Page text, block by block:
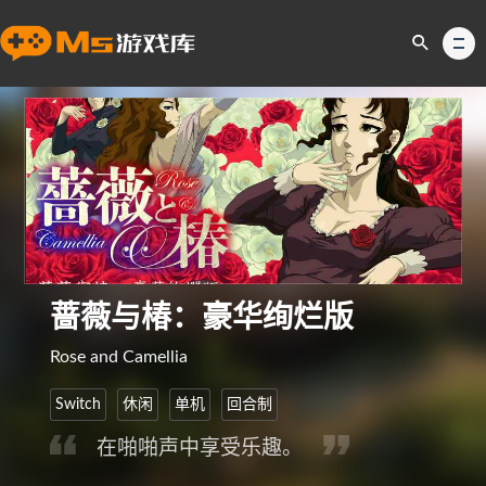
蔷薇与椿：豪华绚烂版
Rose and Camellia
Switch 休闲 单机 回合制
在啪啪声中享受乐趣。